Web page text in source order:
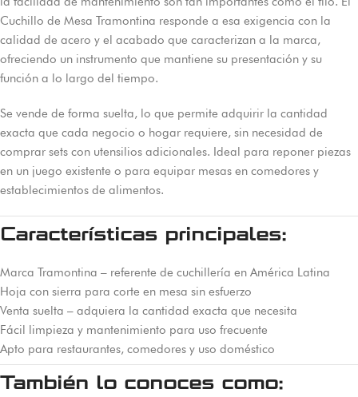
Cuchillo de Mesa Tramontina responde a esa exigencia con la
calidad de acero y el acabado que caracterizan a la marca,
ofreciendo un instrumento que mantiene su presentación y su
función a lo largo del tiempo.
Se vende de forma suelta, lo que permite adquirir la cantidad
exacta que cada negocio o hogar requiere, sin necesidad de
comprar sets con utensilios adicionales. Ideal para reponer piezas
en un juego existente o para equipar mesas en comedores y
establecimientos de alimentos.
Características principales:
Marca Tramontina – referente de cuchillería en América Latina
Hoja con sierra para corte en mesa sin esfuerzo
Venta suelta – adquiera la cantidad exacta que necesita
Fácil limpieza y mantenimiento para uso frecuente
Apto para restaurantes, comedores y uso doméstico
También lo conoces como: